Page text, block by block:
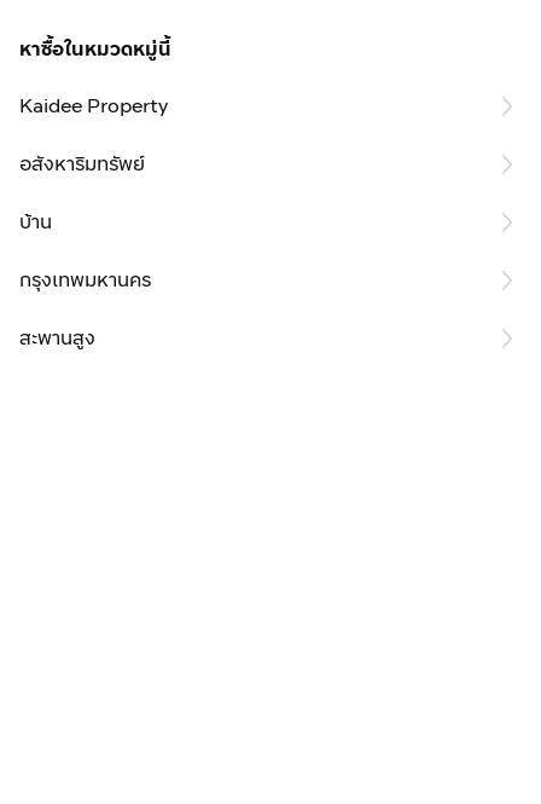
หาซื้อในหมวดหมู่นี้
Kaidee Property
อสังหาริมทรัพย์
บ้าน
กรุงเทพมหานคร
สะพานสูง